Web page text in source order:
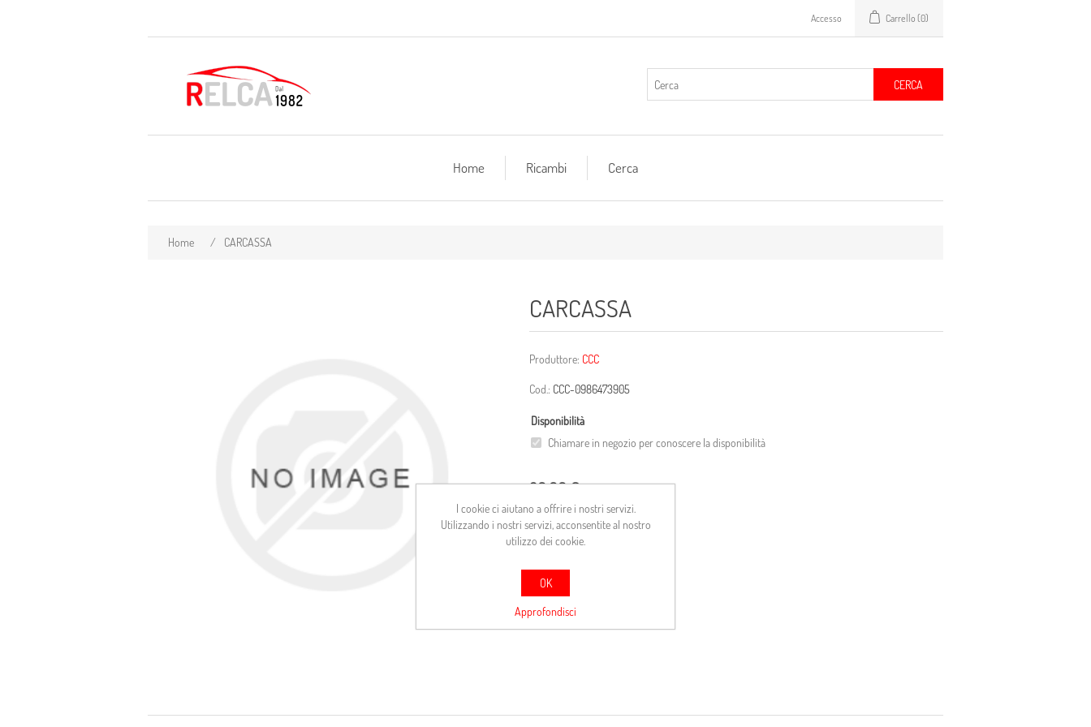
Accesso Carrello (0)
CERCA
Home Ricambi Cerca
Home / CARCASSA
CARCASSA
Produttore: CCC
Cod.: CCC-0986473905
Disponibilità
Chiamare in negozio per conoscere la disponibilità
20,00 €
ACQUISTA
I cookie ci aiutano a offrire i nostri servizi.
Utilizzando i nostri servizi, acconsentite al nostro
utilizzo dei cookie.
OK
Approfondisci